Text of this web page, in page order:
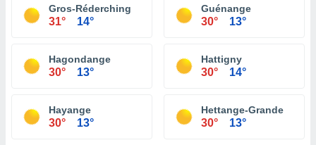
Gros-Réderching
31° 14°
Guénange
30° 13°
Hagondange
30° 13°
Hattigny
30° 14°
Hayange
30° 13°
Hettange-Grande
30° 13°